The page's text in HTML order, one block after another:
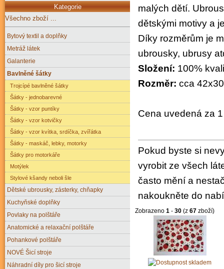
malých dětí.
dětskými motivy a
Díky rozměrům je
ubrousky, ubrusy
Složení: 100%
Rozměr: cca
Cena uvedená za
Pokud byste si
vyrobit ze všech
často mění a
nakoukněte do
Zobrazeno 1 - 30 (z 67 zboží)
Kategorie
Všechno zboží ...
Bytový textil a doplňky
Metráž látek
Galanterie
Bavlněné šátky
Trojcípé bavlněné šátky
Šátky - jednobarevné
Šátky - vzor puntíky
Šátky - vzor kotvičky
Šátky - vzor kvítka, srdíčka, zvířátka
Šátky - maskáč, lebky, motorky
Šátky pro motorkáře
Motýlek
Stylové kšandy neboli šle
Dětské ubrousky, zásterky, chňapky
Kuchyňské doplňky
Povlaky na polštáře
Anatomické a relaxační polštáře
Pohankové polštáře
NOVÉ Šicí stroje
Náhradní díly pro šicí stroje